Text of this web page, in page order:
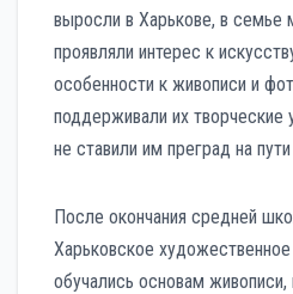
выросли в Харькове, в семье
проявляли интерес к
особенности к живописи и
поддерживали их творческие
не ставили им преград на
После окончания средней
Харьковское
обучались основам живописи,